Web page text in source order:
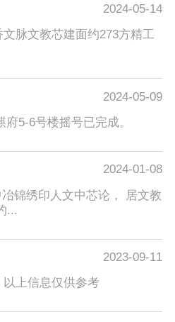
2024-05-14
脉文教芯建面约273方精工
2024-05-09
5-6号楼摇号已完成。
2024-01-08
冶锦绣印人文中芯论， 居文教
...
2023-09-11
上信息仅供参考